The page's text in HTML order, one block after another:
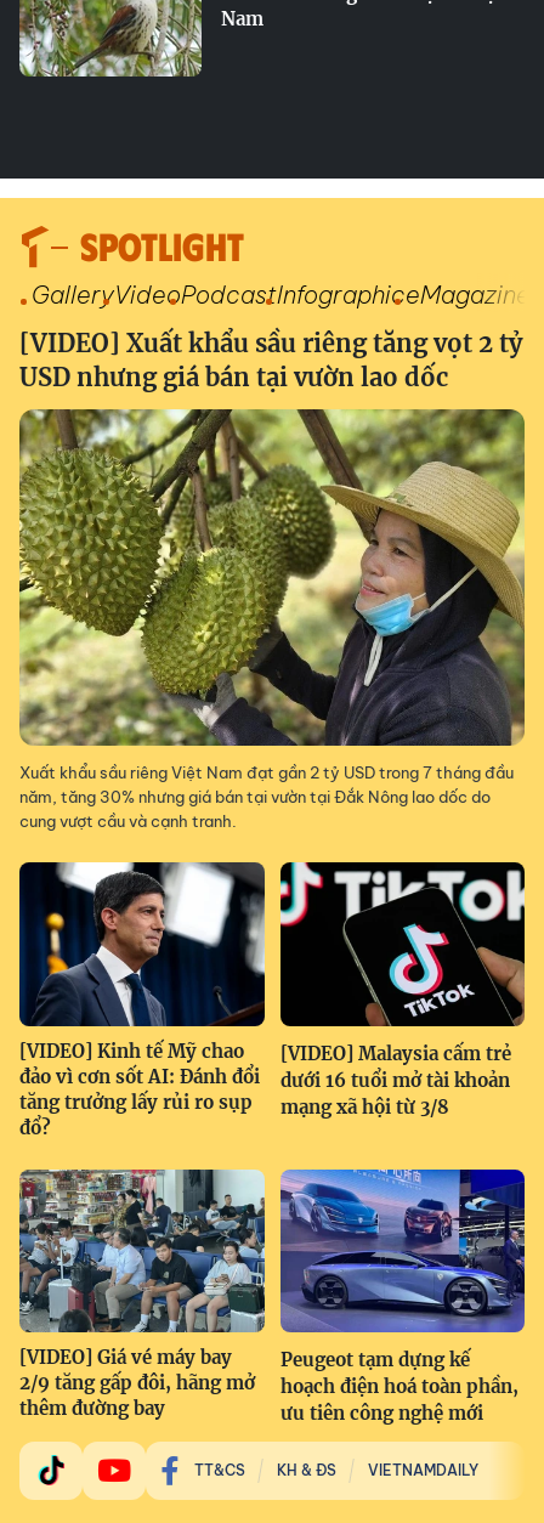
Nam
SPOTLIGHT
GalleryVideoPodcastInfographiceMagazine
[VIDEO] Xuất khẩu sầu riêng tăng vọt 2 tỷ
USD nhưng giá bán tại vườn lao dốc
Xuất khẩu sầu riêng Việt Nam đạt gần 2 tỷ USD trong 7 tháng đầu
năm, tăng 30% nhưng giá bán tại vườn tại Đắk Nông lao dốc do
cung vượt cầu và cạnh tranh.
[VIDEO] Kinh tế Mỹ chao
đảo vì cơn sốt AI: Đánh đổi
tăng trưởng lấy rủi ro sụp
đổ?
[VIDEO] Malaysia cấm trẻ
dưới 16 tuổi mở tài khoản
mạng xã hội từ 3/8
[VIDEO] Giá vé máy bay
2/9 tăng gấp đôi, hãng mở
thêm đường bay
Peugeot tạm dựng kế
hoạch điện hoá toàn phần,
ưu tiên công nghệ mới
TT&CS KH & ĐS VIETNAMDAILY